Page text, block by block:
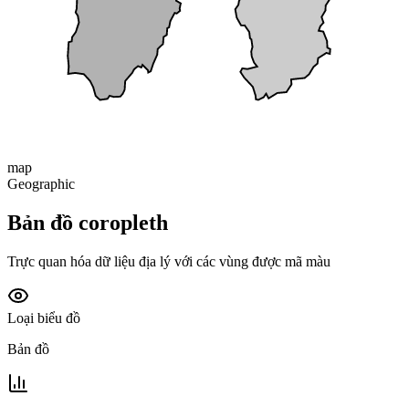
map
Geographic
Bản đồ coropleth
Trực quan hóa dữ liệu địa lý với các vùng được mã màu
Loại biểu đồ
Bản đồ